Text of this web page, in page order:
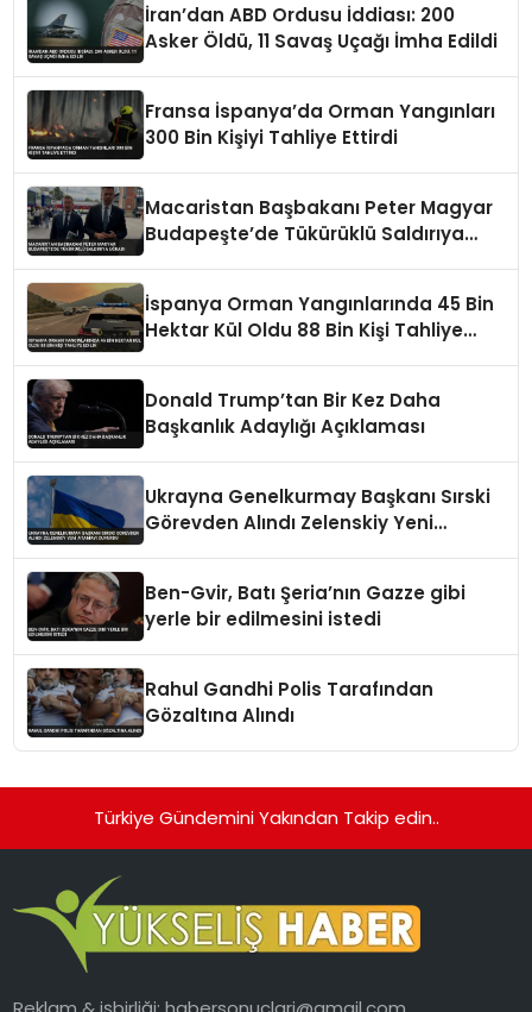
İran’dan ABD Ordusu İddiası: 200
Asker Öldü, 11 Savaş Uçağı İmha Edildi
Fransa İspanya’da Orman Yangınları
300 Bin Kişiyi Tahliye Ettirdi
Macaristan Başbakanı Peter Magyar
Budapeşte’de Tükürüklü Saldırıya
İspanya Orman Yangınlarında 45 Bin
Hektar Kül Oldu 88 Bin Kişi Tahliye
Donald Trump’tan Bir Kez Daha
Başkanlık Adaylığı Açıklaması
Ukrayna Genelkurmay Başkanı Sırski
Görevden Alındı Zelenskiy Yeni
Ben-Gvir, Batı Şeria’nın Gazze gibi
yerle bir edilmesini istedi
Rahul Gandhi Polis Tarafından
Gözaltına Alındı
Türkiye Gündemini Yakından Takip edin..